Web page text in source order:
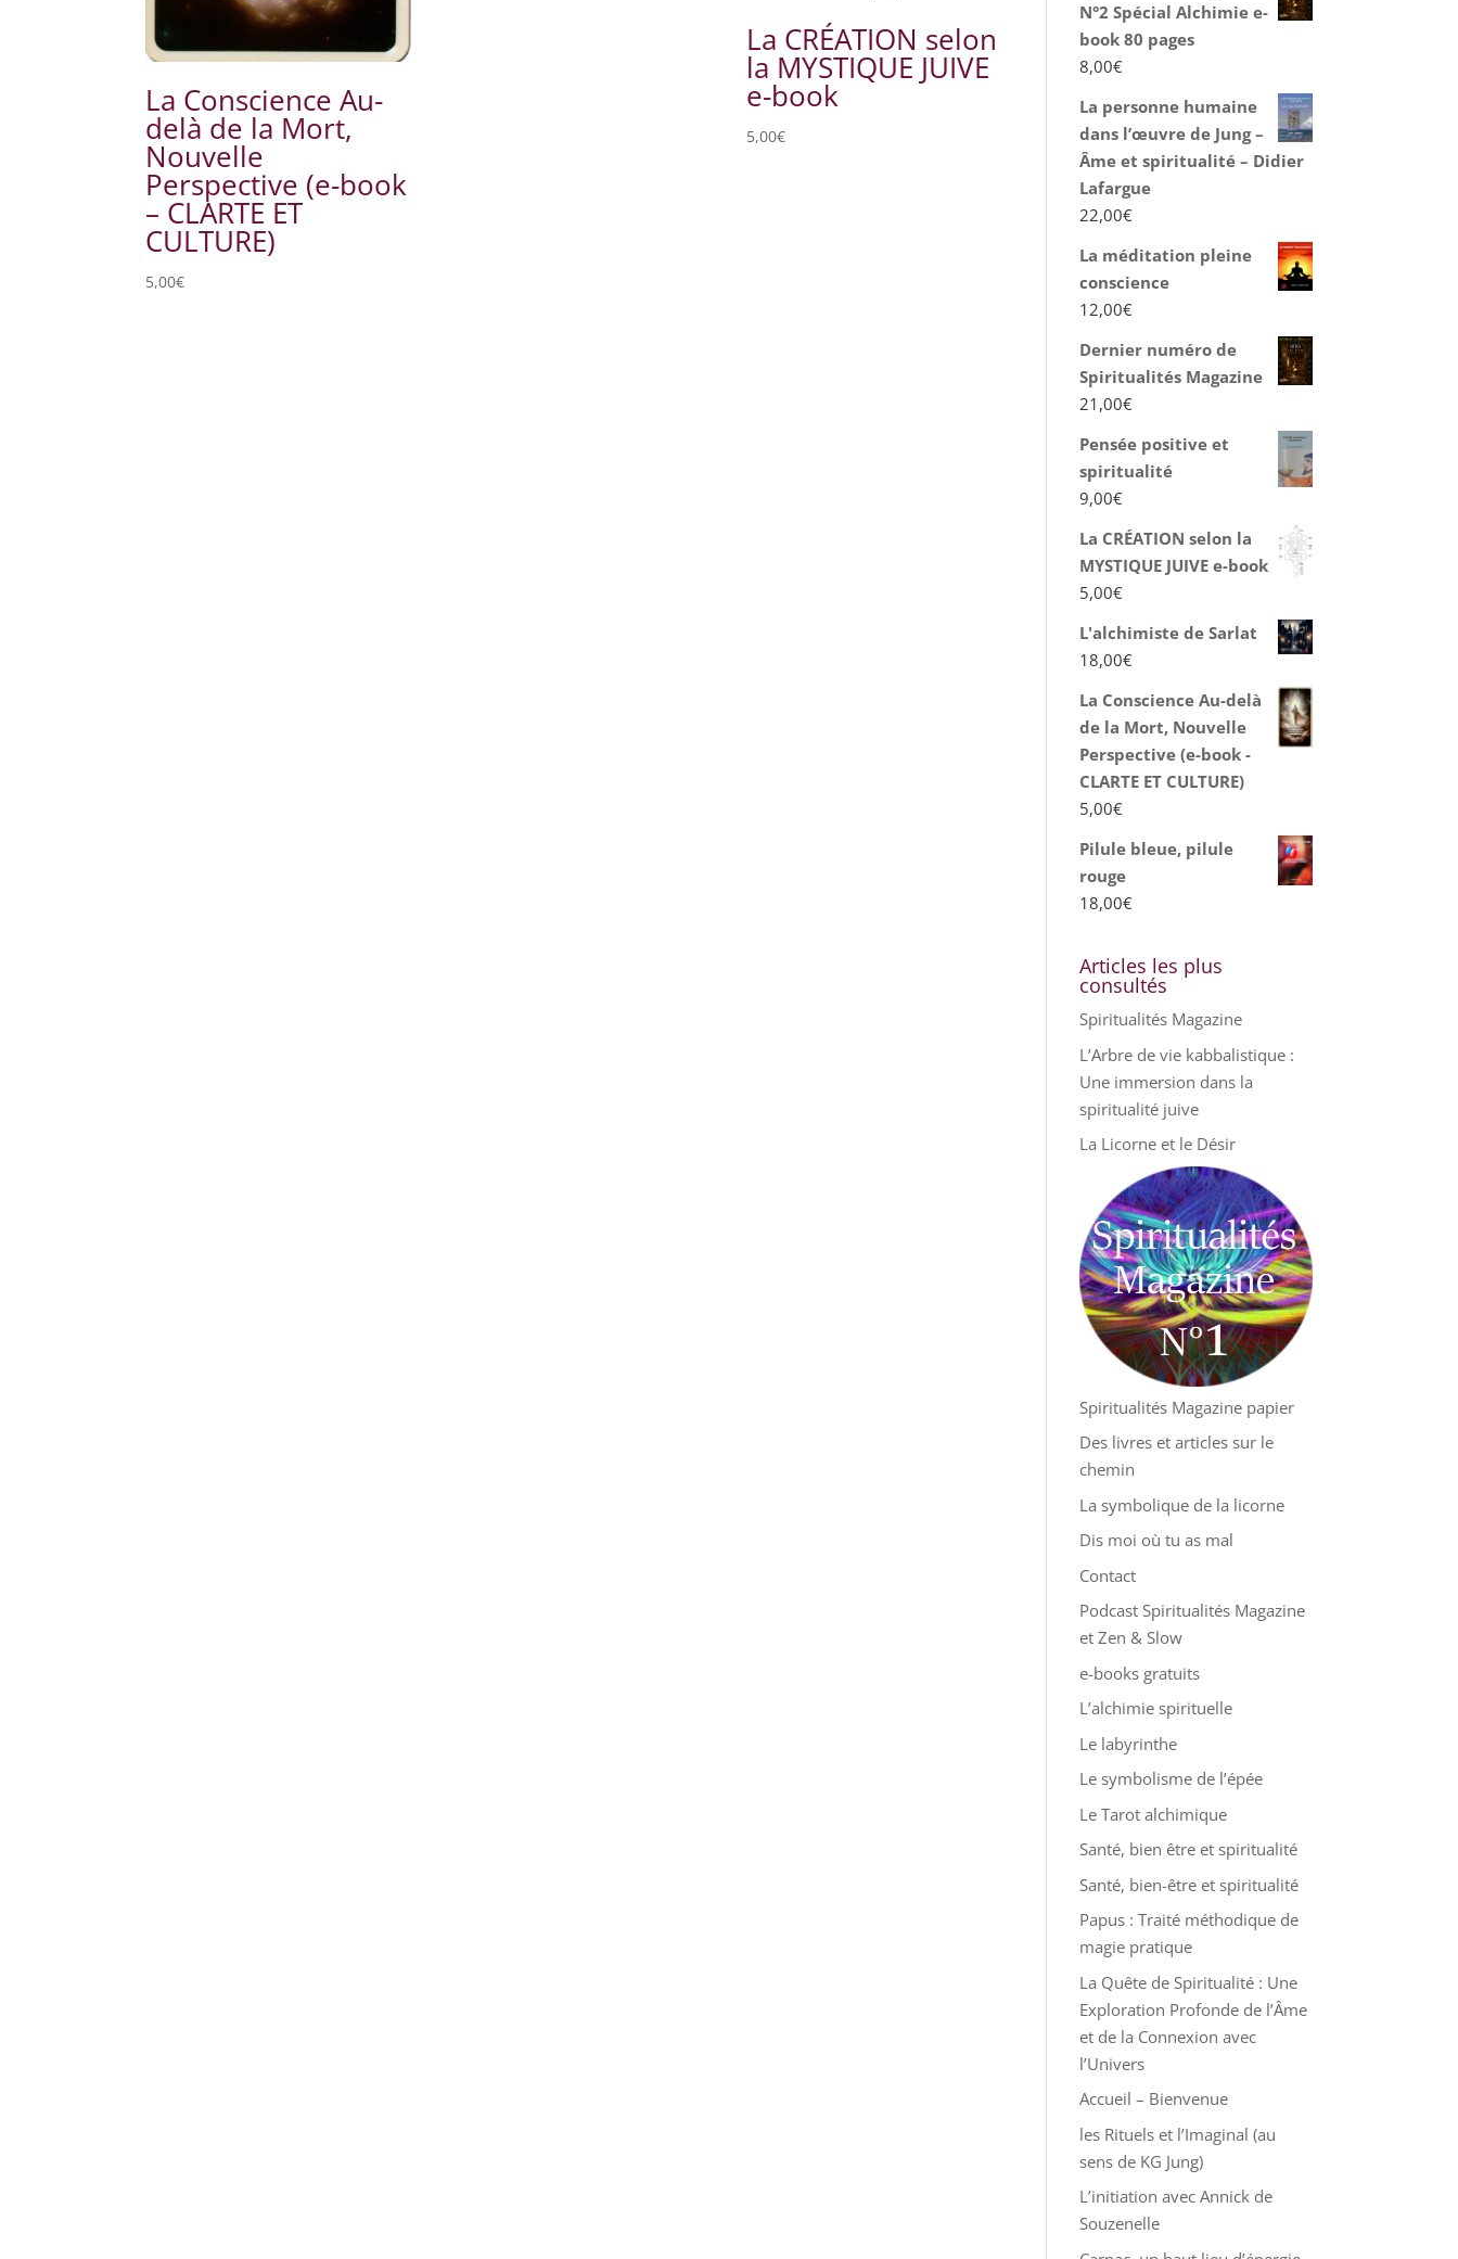
La Conscience Au-
delà de la Mort,
Nouvelle
Perspective (e-book
– CLARTE ET
CULTURE)
5,00€
La CRÉATION selon
la MYSTIQUE JUIVE
e-book
5,00€
N°2 Spécial Alchimie e-
book 80 pages
8,00€
La personne humaine
dans l’œuvre de Jung –
Âme et spiritualité – Didier
Lafargue
22,00€
La méditation pleine
conscience
12,00€
Dernier numéro de
Spiritualités Magazine
21,00€
Pensée positive et
spiritualité
9,00€
La CRÉATION selon la
MYSTIQUE JUIVE e-book
5,00€
L'alchimiste de Sarlat
18,00€
La Conscience Au-delà
de la Mort, Nouvelle
Perspective (e-book -
CLARTE ET CULTURE)
5,00€
Pilule bleue, pilule
rouge
18,00€
Articles les plus
consultés
Spiritualités Magazine
L’Arbre de vie kabbalistique :
Une immersion dans la
spiritualité juive
La Licorne et le Désir
Spiritualités Magazine papier
Des livres et articles sur le
chemin
La symbolique de la licorne
Dis moi où tu as mal
Contact
Podcast Spiritualités Magazine
et Zen & Slow
e-books gratuits
L’alchimie spirituelle
Le labyrinthe
Le symbolisme de l’épée
Le Tarot alchimique
Santé, bien être et spiritualité
Santé, bien-être et spiritualité
Papus : Traité méthodique de
magie pratique
La Quête de Spiritualité : Une
Exploration Profonde de l’Âme
et de la Connexion avec
l’Univers
Accueil – Bienvenue
les Rituels et l’Imaginal (au
sens de KG Jung)
L’initiation avec Annick de
Souzenelle